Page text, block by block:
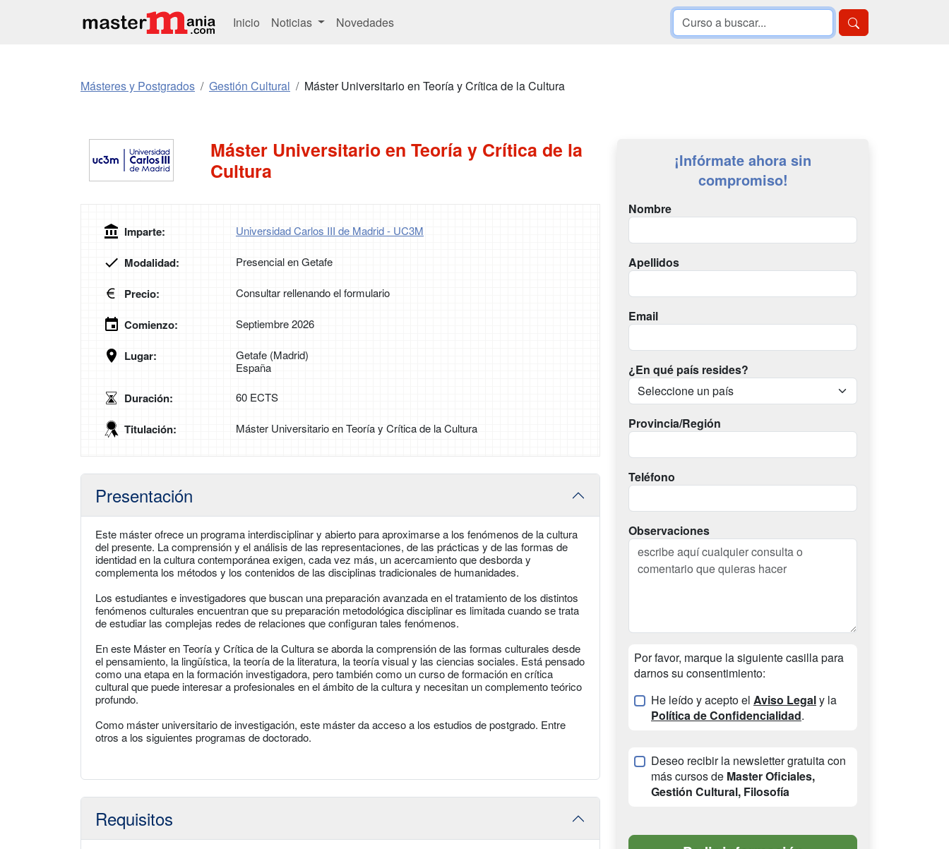
Inicio Noticias Novedades
Másteres y Postgrados Gestión Cultural Máster Universitario en Teoría y Crítica de la Cultura
Máster Universitario en Teoría y Crítica de la
Cultura
Imparte: Universidad Carlos III de Madrid - UC3M
Modalidad: Presencial en Getafe
Precio: Consultar rellenando el formulario
Comienzo: Septiembre 2026
Lugar:
Getafe (Madrid)
España
Duración: 60 ECTS
Titulación: Máster Universitario en Teoría y Crítica de la Cultura
Presentación
Este máster ofrece un programa interdisciplinar y abierto para aproximarse a los fenómenos de la cultura
del presente. La comprensión y el análisis de las representaciones, de las prácticas y de las formas de
identidad en la cultura contemporánea exigen, cada vez más, un acercamiento que desborda y
complementa los métodos y los contenidos de las disciplinas tradicionales de humanidades.
Los estudiantes e investigadores que buscan una preparación avanzada en el tratamiento de los distintos
fenómenos culturales encuentran que su preparación metodológica disciplinar es limitada cuando se trata
de estudiar las complejas redes de relaciones que configuran tales fenómenos.
En este Máster en Teoría y Crítica de la Cultura se aborda la comprensión de las formas culturales desde
el pensamiento, la lingüística, la teoría de la literatura, la teoría visual y las ciencias sociales. Está pensado
como una etapa en la formación investigadora, pero también como un curso de formación en crítica
cultural que puede interesar a profesionales en el ámbito de la cultura y necesitan un complemento teórico
profundo.
Como máster universitario de investigación, este máster da acceso a los estudios de postgrado. Entre
otros a los siguientes programas de doctorado.
Requisitos
¡Infórmate ahora sin
compromiso!
Nombre
Apellidos
Email
¿En qué país resides?
Provincia/Región
Teléfono
Observaciones
Por favor, marque la siguiente casilla para
darnos su consentimiento:
He leído y acepto el Aviso Legaly la
Política de Confidencialidad.
Deseo recibir la newsletter gratuita con
más cursos de Master Oficiales,
Gestión Cultural, Filosofía